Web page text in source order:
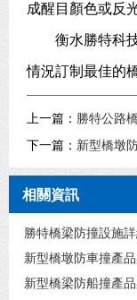
成醒目顏色或反
衡水勝特科
情況訂制最佳的
上一篇： 勝特公路
下一篇： 新型橋墩
相關資訊
勝特橋梁防撞設施
新型橋墩防車撞產
新型橋梁防船撞產